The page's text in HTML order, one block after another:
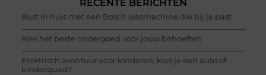
RECENTE BERICHTEN
Rust in huis met een Bosch wasmachine die bij je past
Kies het beste ondergoed voor jouw behoeften
Elektrisch avontuur voor kinderen: kies je een auto of
kinderquad?